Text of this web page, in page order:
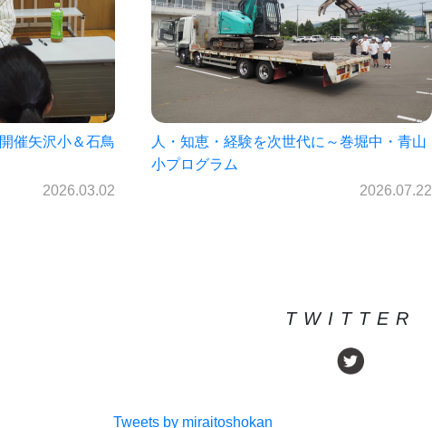
～巻堀中・青山
2026.07.22
菊池雄星投手の母校見前中学校プログラム
（7月1日開催）
2026.07.10
TWITTER
Tweets by miraitoshokan